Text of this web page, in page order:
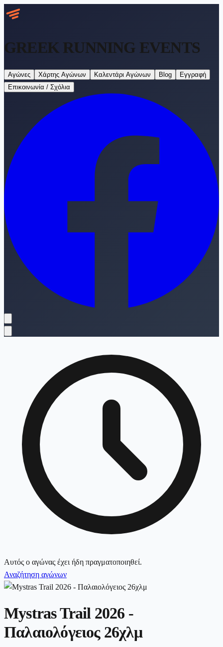
GREEK RUNNING EVENTS
Αγώνες Χάρτης Αγώνων Καλεντάρι Αγώνων Blog
Εγγραφή
Επικοινωνία / Σχόλια
Αυτός ο αγώνας έχει ήδη πραγματοποιηθεί.
Αναζήτηση αγώνων
Mystras Trail 2026 -
Παλαιολόγειος 26χλμ